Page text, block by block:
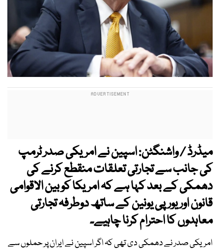
میڈرڈ / واشنگٹن: اسپین نے امریکی صدر ٹرمپ
کی جانب سے تجارتی تعلقات منقطع کرنے کی
دھمکی کے بعد کہا ہے کہ امریکا کو بین الاقوامی
قانون اور یورپی یونین کے ساتھ دوطرفہ تجارتی
معاہدوں کا احترام کرنا چاہیے۔
امریکی صدر نے دھمکی دی تھی کہ اگر اسپین نے ایران پر حملوں سے